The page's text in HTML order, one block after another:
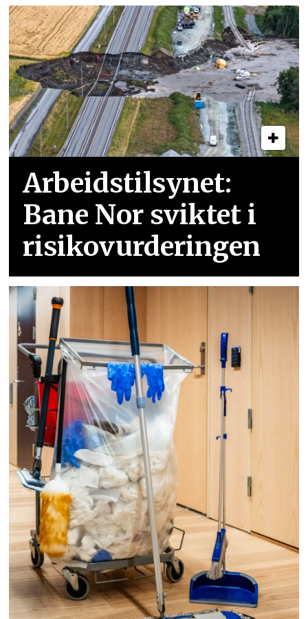
Arbeidstilsynet:
Bane Nor sviktet i
risikovurderingen